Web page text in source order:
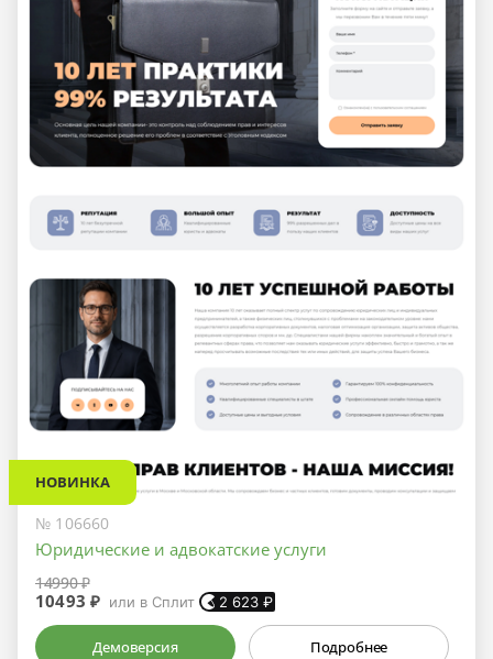
НОВИНКА
№ 106660
Юридические и адвокатские услуги
14990 ₽
10493 ₽ или в Сплит 2 623 ₽
Демоверсия Подробнее